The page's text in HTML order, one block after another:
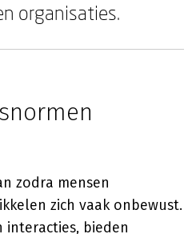
organisaties.
zodra mensen
zich vaak onbewust.
interacties, bieden